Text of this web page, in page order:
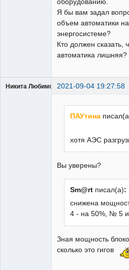
Я бы вам задал
объем автоматики
энергосистеме?
Кто должен сказать,
автоматика лишняя?
Никита Любимов 2021-09-04 19:27:58
ПАУтина
хотя АЭС
Вы уверены?
Sm@rt писал(а):
снижена
4 - на 50%, № 5
Зная мощность
сколько это гигов